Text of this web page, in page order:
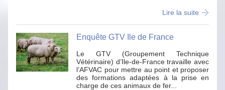
Lire la suite
Enquête GTV Ile de France
Le GTV (Groupement Technique
Vétérinaire) d’Ile-de-France travaille avec
l’AFVAC pour mettre au point et proposer
des formations adaptées à la prise en
charge de ces animaux de fer...